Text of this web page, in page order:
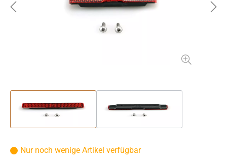
Nur noch wenige Artikel verfügbar